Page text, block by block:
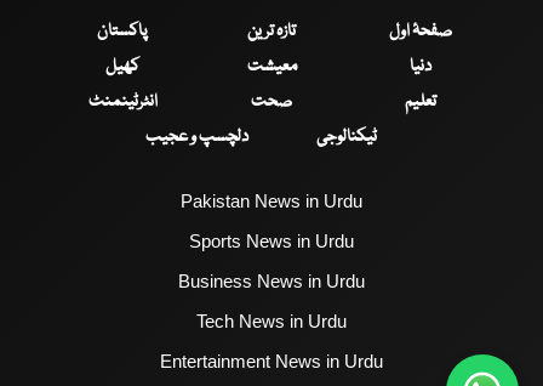
صفحۂ اول تازہ ترین
پاکستان
دنیا
معیشت
کھیل
تعلیم
صحت
انٹرٹینمنٹ
ٹیکنالوجی
دلچسپ و عجیب
Pakistan News in Urdu
Sports News in Urdu
Business News in Urdu
Tech News in Urdu
Entertainment News in Urdu